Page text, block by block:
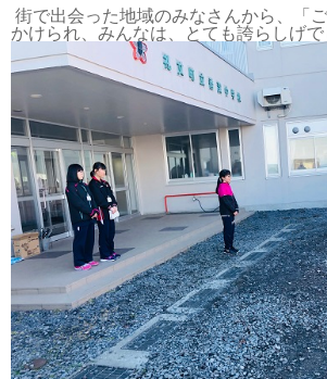
街で出会った地域のみなさんから、「
かけられ、みんなは、とても誇らしげ